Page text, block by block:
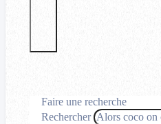
Faire une recherche
Rechercher